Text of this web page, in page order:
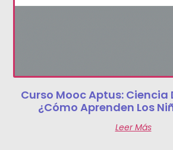
Curso Mooc Aptus: Ciencia
¿cómo Aprenden Los
Leer Más